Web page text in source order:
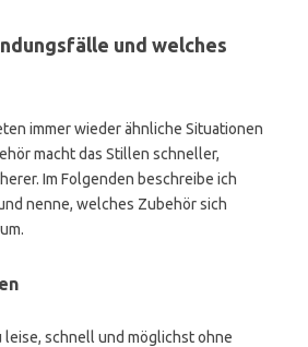
und welches
immer wieder ähnliche Situationen
macht das Stillen schneller,
Im Folgenden beschreibe ich
nenne, welches Zubehör sich
leise, schnell und möglichst ohne